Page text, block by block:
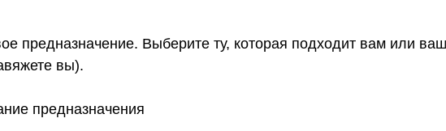
предназначение. Выберите ту, которая подходит вам или
вы).
предназначения